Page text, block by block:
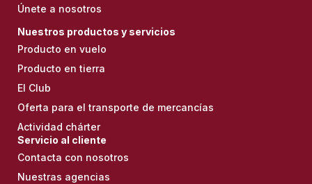
Únete a nosotros
Nuestros productos y servicios
Producto en vuelo
Producto en tierra
El Club
Oferta para el transporte de mercancías
Actividad chárter
Servicio al cliente
Contacta con nosotros
Nuestras agencias